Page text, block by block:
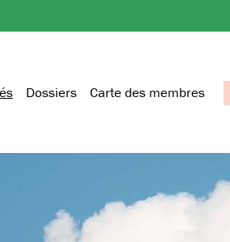
Dossiers Carte des membres